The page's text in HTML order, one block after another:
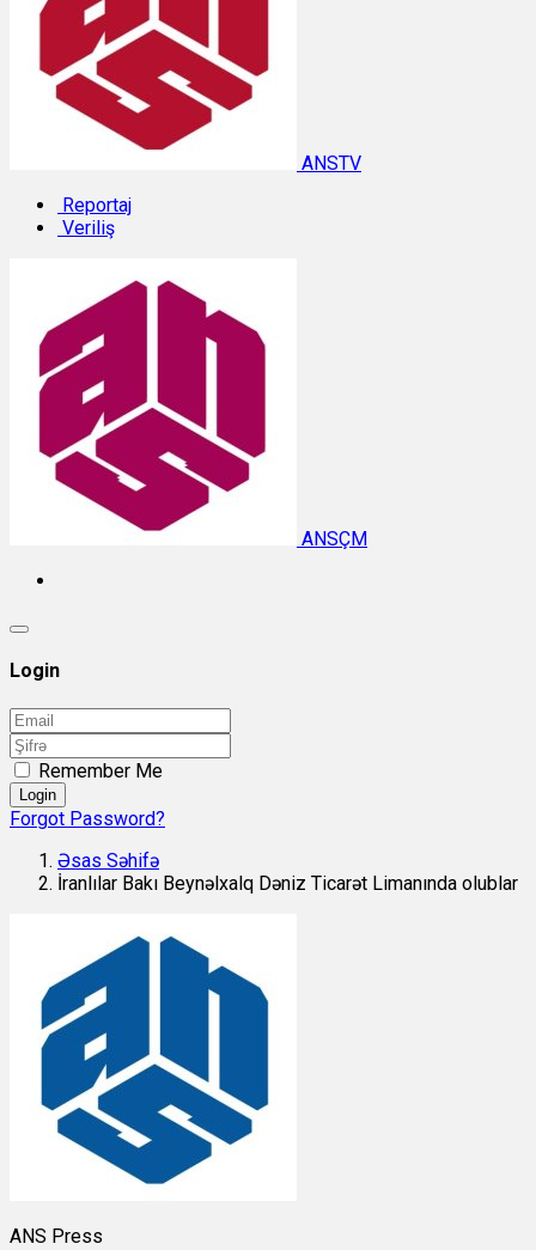
ANSTV
Reportaj
Veriliş
ANSÇM
Login
Remember Me
Login
Forgot Password?
Əsas Səhifə
İranlılar Bakı Beynəlxalq Dəniz Ticarət Limanında olublar
ANS Press